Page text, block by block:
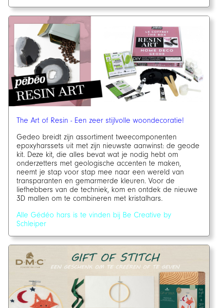
The Art of Resin - Een zeer stijlvolle woondecoratie!
Gedeo breidt zijn assortiment tweecomponenten
epoxyharssets uit met zijn nieuwste aanwinst: de geode
kit. Deze kit, die alles bevat wat je nodig hebt om
onderzetters met geologische accenten te maken,
neemt je stap voor stap mee naar een wereld van
transparanten en gemarmerde kleuren. Voor de
liefhebbers van de techniek, kom en ontdek de nieuwe
3D mallen om te combineren met kristalhars.
Alle Gédéo hars is te vinden bij Be Creative by
Schleiper